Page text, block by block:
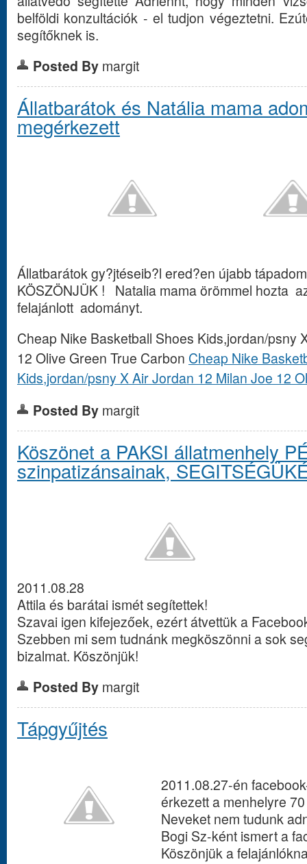
belföldi konzultációk - el tudjon végeztetni.
segítőknek is.
Posted By margit
Állatbarátok és Natália mama
megérkezett
Állatbarátok gy?jtéseib?l ered?en újabb
KÖSZÖNJÜK ! Natalia mama örömmel hozta
felajánlott adományt.
Cheap Nike Basketball Shoes Kids,jordan/psny
12 Olive Green True Carbon Cheap Nike
Kids,jordan/psny X Air Jordan 12 Milan Joe 12
Posted By margit
Köszönet a PAKSI állatmenhely
szinpatizánsainak,
2011.08.28
Attila és barátai ismét segítettek!
Szavai igen kifejezőek, ezért átvettük a
Szebben mi sem tudnánk megköszönni a sok
bizalmat. Köszönjük!
Posted By margit
Tápgyűjtés
2011.08.27-én
érkezett a menhelyre
Neveket nem tudunk
Bogi Sz-ként ismert a
Köszönjük a